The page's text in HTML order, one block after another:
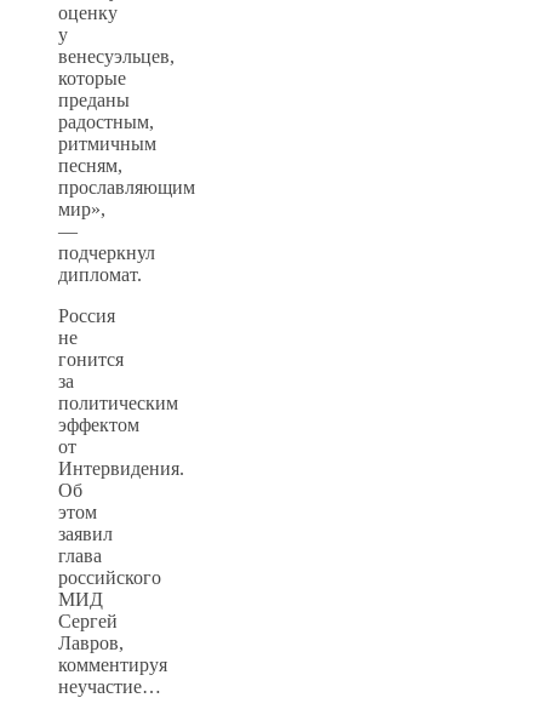
оценку
у
венесуэльцев,
которые
преданы
радостным,
ритмичным
песням,
прославляющим
мир»,
—
подчеркнул
дипломат.
Россия
не
гонится
за
политическим
эффектом
от
Интервидения.
Об
этом
заявил
глава
российского
МИД
Сергей
Лавров,
комментируя
неучастие…